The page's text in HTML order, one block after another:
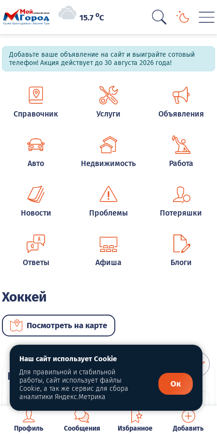
15.7oC
Добавьте ваше объявление на сайт и выиграйте сотовый
телефон! Акция действует до 30 августа 2026 года!
Справочник Услуги Объявления
Авто Недвижимость Работа
Новости Проблемы Потеряшки
Ответы Афиша Блоги
Хоккей
Посмотреть на карте
ВИП услуги
Профиль Сообщения Избранное Добавить
Наш сайт использует Cookie
Для правильной и стабильной
работы, сайт использует файлы
Cookie, а так же сервис для сбора
аналитики Яндекс.Метрика
Ок